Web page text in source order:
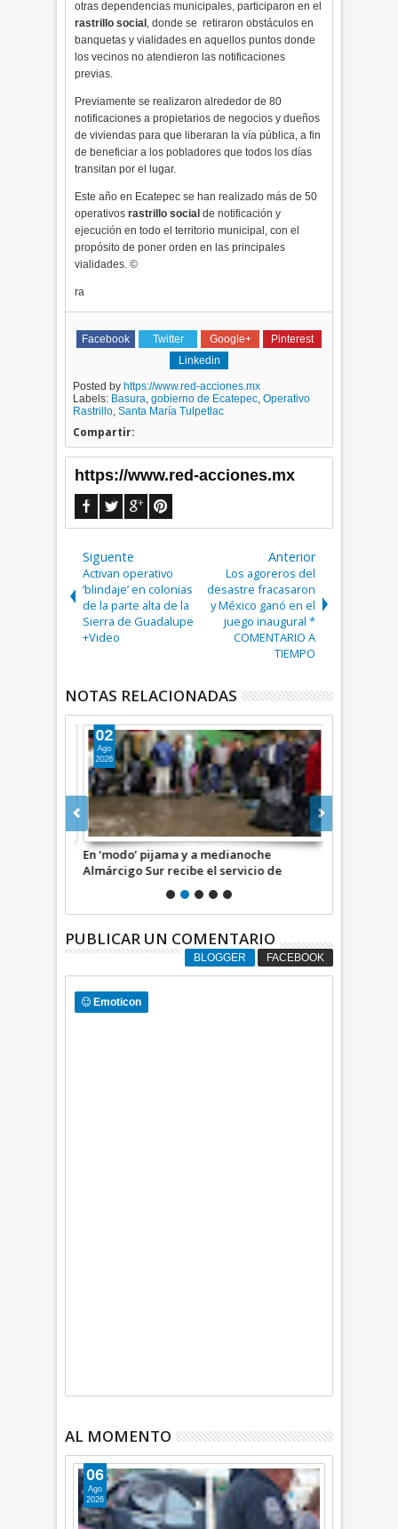
otras dependencias municipales, participaron en el
rastrillo social , donde se retiraron obstáculos en
banquetas y vialidades en aquellos puntos donde
los vecinos no atendieron las notificaciones
previas.
Previamente se realizaron alrededor de 80
notificaciones a propietarios de negocios y dueños
de viviendas para que liberaran la vía pública, a fin
de beneficiar a los pobladores que todos los días
transitan por el lugar.
Este año en Ecatepec se han realizado más de 50
operativosrastrillo socialde notificación y
ejecución en todo el territorio municipal, con el
propósito de poner orden en las principales
vialidades. ©
ra
Facebook Twitter Google+
Pinterest
Linkedin
Posted byhttps://www.red-acciones.mx
Labels: Basura ,gobierno de Ecatepec ,Operativo
Rastrillo ,Santa María Tulpetlac
Compartir:
https://www.red-acciones.mx
Siguente
Activan operativo
‘blindaje’ en colonias
de la parte alta de la
Sierra de Guadalupe
+Video
Anterior
Los agoreros del
desastre fracasaron
y México ganó en el
juego inaugural *
COMENTARIO A
TIEMPO
NOTAS RELACIONADAS
En ‘modo’ pijama y a medianoche
Almárcigo Sur recibe el servicio de
*INFORMATIVA*
02
Ago
2026
PUBLICAR UN COMENTARIO
BLOGGER FACEBOOK
Emoticon
AL MOMENTO
06
Ago
2026